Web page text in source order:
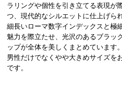
ラリングや個性を引き立てる表現が
つ、現代的なシルエットに仕上げら
細長いローマ数字インデックスと極
魅力を際立たせ、光沢のあるブラッ
ップが全体を美しくまとめています。
男性だけでなくやや大きめサイズを
です。